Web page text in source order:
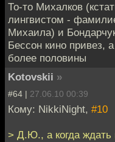
То-то Михалков
лингвистом -
Михаила) и
Бессон кино привез,
более половины
Kotovskii »
#64 | 27.06.10 00:39
Кому: NikkiNight, #10
> Д.Ю., а когда ждать